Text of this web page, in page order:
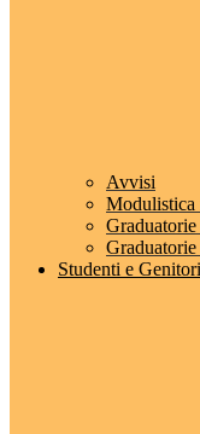
Avvisi
Modulistica
Studenti e Genitori